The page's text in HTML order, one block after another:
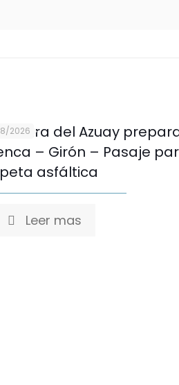
2026
del Azuay
– Girón – Pasaje
asfáltica
Leer mas